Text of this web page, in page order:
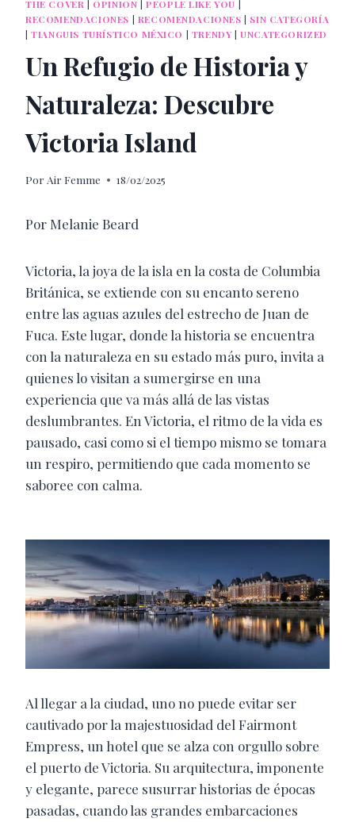
THE COVER | OPINION |PEOPLE LIKE YOU |
RECOMENDACIONES | RECOMENDACIONES | SIN CATEGORÍA
|TIANGUIS TURÍSTICO MÉXICO | TRENDY |UNCATEGORIZED
Un Refugio de Historia y
Naturaleza: Descubre
Victoria Island
Por Air Femme 18/02/2025
Por Melanie Beard
Victoria, la joya de la isla en la costa de Columbia
Británica, se extiende con su encanto sereno
entre las aguas azules del estrecho de Juan de
Fuca. Este lugar, donde la historia se encuentra
con la naturaleza en su estado más puro, invita a
quienes lo visitan a sumergirse en una
experiencia que va más allá de las vistas
deslumbrantes. En Victoria, el ritmo de la vida es
pausado, casi como si el tiempo mismo se tomara
un respiro, permitiendo que cada momento se
saboree con calma.
Al llegar a la ciudad, uno no puede evitar ser
cautivado por la majestuosidad del Fairmont
Empress, un hotel que se alza con orgullo sobre
el puerto de Victoria. Su arquitectura, imponente
y elegante, parece susurrar historias de épocas
pasadas, cuando las grandes embarcaciones